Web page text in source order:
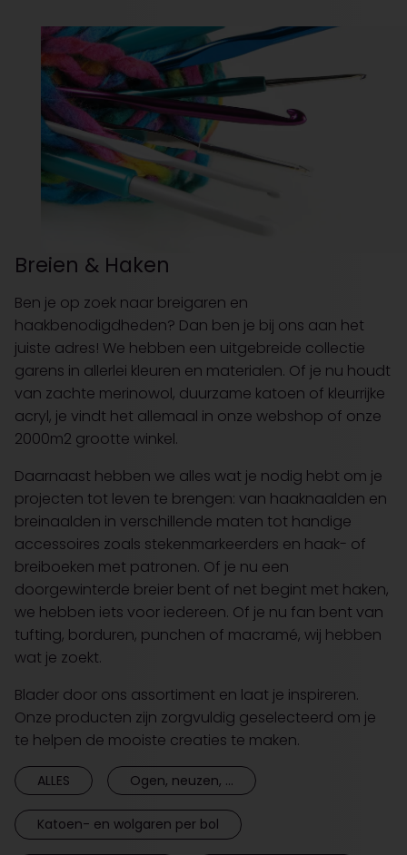
Breien & Haken
Ben je op zoek naar breigaren en
haakbenodigdheden? Dan ben je bij ons aan het
juiste adres! We hebben een uitgebreide collectie
garens in allerlei kleuren en materialen. Of je nu houdt
van zachte merinowol, duurzame katoen of kleurrijke
acryl, je vindt het allemaal in onze webshop of onze
2000m2 grootte winkel.
Daarnaast hebben we alles wat je nodig hebt om je
projecten tot leven te brengen: van haaknaalden en
breinaalden in verschillende maten tot handige
accessoires zoals stekenmarkeerders en haak- of
breiboeken met patronen. Of je nu een
doorgewinterde breier bent of net begint met haken,
we hebben iets voor iedereen. Of je nu fan bent van
tufting, borduren, punchen of macramé, wij hebben
wat je zoekt.
Blader door ons assortiment en laat je inspireren.
Onze producten zijn zorgvuldig geselecteerd om je
te helpen de mooiste creaties te maken.
ALLES Ogen, neuzen, ...
Katoen- en wolgaren per bol